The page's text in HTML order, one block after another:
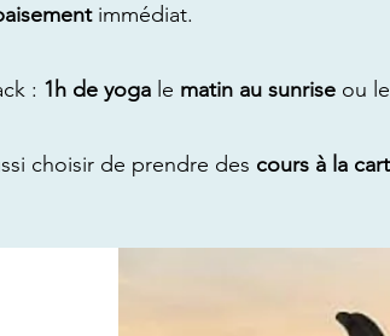
immédiat.
: 1h de yoga le matin au sunrise ou
choisir de prendre des cours à la